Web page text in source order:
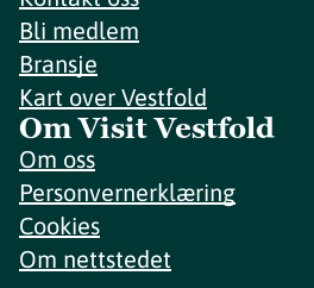
Bli medlem
Bransje
Kart over Vestfold
Om Visit Vestfold
Om oss
Personvernerklæring
Cookies
Om nettstedet